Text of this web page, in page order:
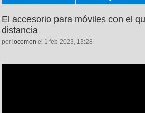
El accesorio para móviles con el
distancia
por locomon el 1 feb 2023, 13:28